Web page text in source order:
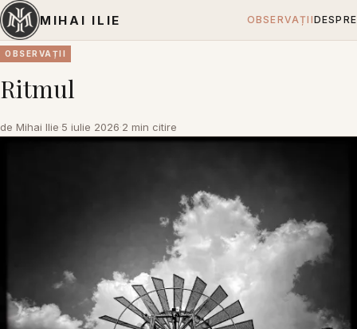
MIHAI ILIE OBSERVAȚIIDESPRE
OBSERVAȚII
Ritmul
de Mihai Ilie·5 iulie 2026·2 min citire